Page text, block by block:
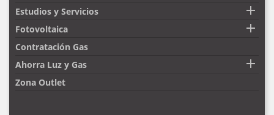
Estudios y Servicios

Fotovoltaica 
Contratación Gas
Ahorra Luz y Gas

Zona Outlet